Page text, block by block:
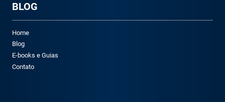
BLOG
Home
Blog
E-books e Guias
Contato